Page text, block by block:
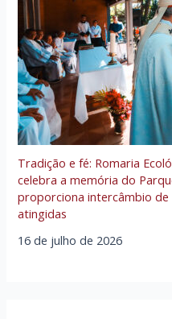
Tradição e fé: Romaria
celebra a memória do
proporciona intercâmbio de
atingidas
16 de julho de 2026